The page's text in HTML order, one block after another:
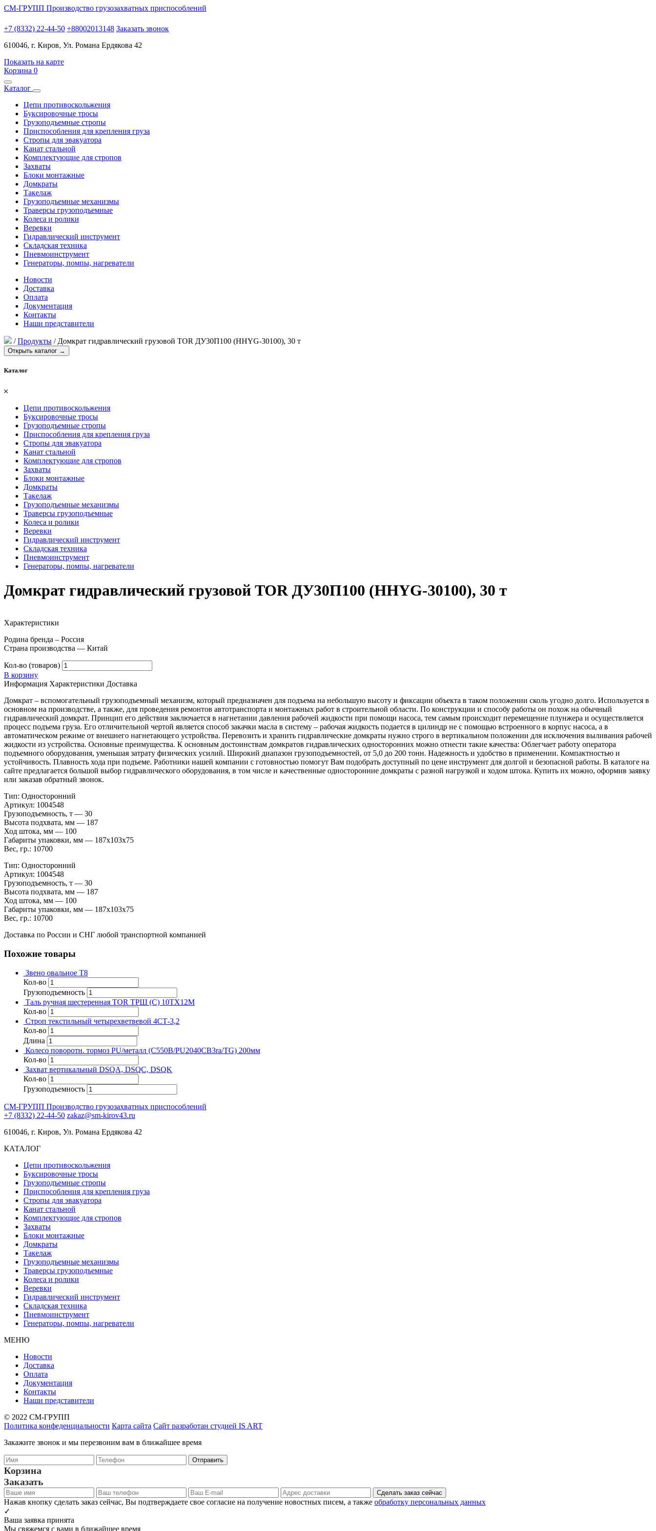
СМ-ГРУПП Производство грузозахватных приспособлений
+7 (8332) 22-44-50 +88002013148 Заказать звонок
610046, г. Киров, Ул. Романа Ердякова 42
Показать на карте
Корзина 0
Каталог
Цепи противоскольжения
Буксировочные тросы
Грузоподъемные стропы
Приспособления для крепления груза
Стропы для эвакуатора
Канат стальной
Комплектующие для стропов
Захваты
Блоки монтажные
Домкраты
Такелаж
Грузоподъемные механизмы
Траверсы грузоподъемные
Колеса и ролики
Веревки
Гидравлический инструмент
Складская техника
Пневмоинструмент
Генераторы, помпы, нагреватели
Новости
Доставка
Оплата
Документация
Контакты
Наши представители
/Продукты / Домкрат гидравлический грузовой TOR ДУ30П100 (HHYG-30100), 30 т
Открыть каталог →
Каталог
𐄂
Цепи противоскольжения
Буксировочные тросы
Грузоподъемные стропы
Приспособления для крепления груза
Стропы для эвакуатора
Канат стальной
Комплектующие для стропов
Захваты
Блоки монтажные
Домкраты
Такелаж
Грузоподъемные механизмы
Траверсы грузоподъемные
Колеса и ролики
Веревки
Гидравлический инструмент
Складская техника
Пневмоинструмент
Генераторы, помпы, нагреватели
Домкрат гидравлический грузовой TOR ДУ30П100 (HHYG-30100), 30 т
Характеристики
Родина бренда – Россия
Страна производства — Китай
Кол-во (товаров)
В корзину
Информация Характеристики Доставка
Домкрат – вспомогательный грузоподъемный механизм, который предназначен для подъема на небольшую высоту и фиксации объекта в таком положении сколь угодно долго. Используется в
основном на производстве, а также, для проведения ремонтов автотранспорта и монтажных работ в строительной области. По конструкции и способу работы он похож на обычный
гидравлический домкрат. Принцип его действия заключается в нагнетании давления рабочей жидкости при помощи насоса, тем самым происходит перемещение плунжера и осуществляется
процесс подъема груза. Его отличительной чертой является способ закачки масла в систему – рабочая жидкость подается в цилиндр не с помощью встроенного в корпус насоса, а в
автоматическом режиме от внешнего нагнетающего устройства. Перевозить и хранить гидравлические домкраты нужно строго в вертикальном положении для исключения выливания рабочей
жидкости из устройства. Основные преимущества. К основным достоинствам домкратов гидравлических односторонних можно отнести такие качества: Облегчает работу оператора
подъемного оборудования, уменьшая затрату физических усилий. Широкий диапазон грузоподъемностей, от 5,0 до 200 тонн. Надежность и удобство в применении. Компактностью и
устойчивость. Плавность хода при подъеме. Работники нашей компании с готовностью помогут Вам подобрать доступный по цене инструмент для долгой и безопасной работы. В каталоге на
сайте предлагается большой выбор гидравлического оборудования, в том числе и качественные односторонние домкраты с разной нагрузкой и ходом штока. Купить их можно, оформив заявку
или заказав обратный звонок.
Тип: Односторонний
Артикул: 1004548
Грузоподъемность, т — 30
Высота подхвата, мм — 187
Ход штока, мм — 100
Габариты упаковки, мм — 187х103х75
Вес, гр.: 10700
Тип: Односторонний
Артикул: 1004548
Грузоподъемность, т — 30
Высота подхвата, мм — 187
Ход штока, мм — 100
Габариты упаковки, мм — 187х103х75
Вес, гр.: 10700
Доставка по России и СНГ любой транспортной компанией
Похожие товары
Звено овальное Т8
Кол-во
Грузоподъемность
Таль ручная шестеренная TOR ТРШ (C) 10ТХ12М
Кол-во
Строп текстильный четырехветвевой 4СТ-3,2
Кол-во
Длина
Колесо поворотн. тормоз PU/металл (C550B/PU2040CB3ra/TG) 200мм
Кол-во
Захват вертикальный DSQA, DSQC, DSQK
Кол-во
Грузоподъемность
СМ-ГРУПП Производство грузозахватных приспособлений
+7 (8332) 22-44-50 zakaz@sm-kirov43.ru
610046, г. Киров, Ул. Романа Ердякова 42
КАТАЛОГ
Цепи противоскольжения
Буксировочные тросы
Грузоподъемные стропы
Приспособления для крепления груза
Стропы для эвакуатора
Канат стальной
Комплектующие для стропов
Захваты
Блоки монтажные
Домкраты
Такелаж
Грузоподъемные механизмы
Траверсы грузоподъемные
Колеса и ролики
Веревки
Гидравлический инструмент
Складская техника
Пневмоинструмент
Генераторы, помпы, нагреватели
МЕНЮ
Новости
Доставка
Оплата
Документация
Контакты
Наши представители
© 2022 СМ-ГРУПП
Политика конфеденциальности Карта сайта Сайт разработан студией IS ART
Закажите звонок и мы перезвоним вам в ближайшее время
Корзина
Заказать
Сделать заказ сейчас
Нажав кнопку сделать заказ сейчас, Вы подтверждаете свое согласие на получение новостных писем, а также обработку персональных данных
✓
Ваша заявка принята
Мы свяжемся с вами в ближайшее время